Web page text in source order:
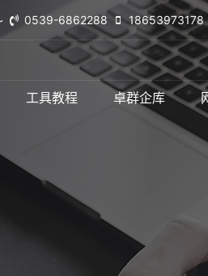
0539-6862288 18653973178
工具教程 卓群企库